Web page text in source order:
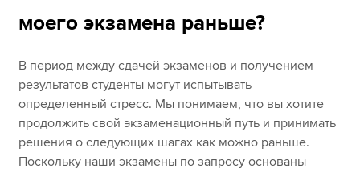
моего экзамена раньше?
В период между сдачей экзаменов и получением
результатов студенты могут испытывать
определенный стресс. Мы понимаем, что вы хотите
продолжить свой экзаменационный путь и принимать
решения о следующих шагах как можно раньше.
Поскольку наши экзамены по запросу основаны